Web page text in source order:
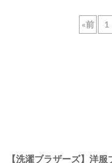
«前 1